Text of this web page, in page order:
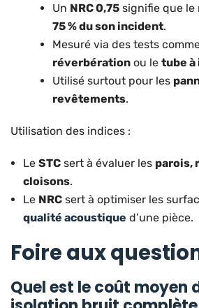
Un NRC 0,75 signifie que le
75 % du son incident.
Mesuré via des tests
réverbération ou le tube à
Utilisé surtout pour les
revêtements.
Utilisation des indices :
Le STC sert à évaluer les parois,
cloisons.
Le NRC sert à optimiser les
qualité acoustique d’une pièce.
Foire aux
Quel est le coût moyen